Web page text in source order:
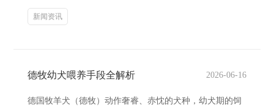
新闻资讯
德牧幼犬喂养手段全解析 2026-06-16
德国牧羊犬（德牧）动作奢睿、赤忱的犬种，幼犬期的饲